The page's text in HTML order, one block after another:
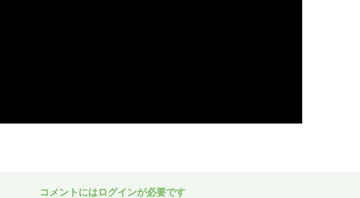
コメントにはログインが必要です